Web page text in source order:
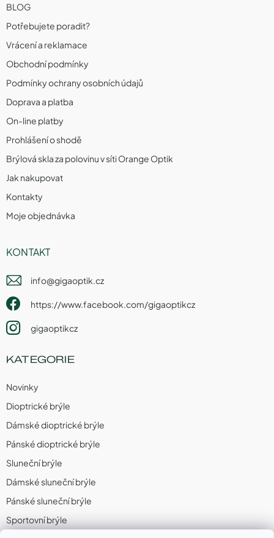
BLOG
Potřebujete poradit?
Vrácení a reklamace
Obchodní podmínky
Podmínky ochrany osobních údajů
Doprava a platba
On-line platby
Prohlášení o shodě
Brýlová skla za polovinu v síti Orange Optik
Jak nakupovat
Kontakty
Moje objednávka
KONTAKT
info@gigaoptik.cz
https://www.facebook.com/gigaoptikcz
gigaoptikcz
KATEGORIE
Novinky
Dioptrické brýle
Dámské dioptrické brýle
Pánské dioptrické brýle
Sluneční brýle
Dámské sluneční brýle
Pánské sluneční brýle
Sportovní brýle